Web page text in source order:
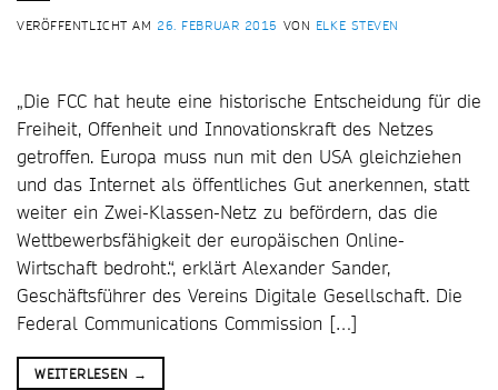
VERÖFFENTLICHT AM 26. FEBRUAR 2015 VON ELKE STEVEN
„Die FCC hat heute eine historische Entscheidung für die
Freiheit, Offenheit und Innovationskraft des Netzes
getroffen. Europa muss nun mit den USA gleichziehen
und das Internet als öffentliches Gut anerkennen, statt
weiter ein Zwei-Klassen-Netz zu befördern, das die
Wettbewerbsfähigkeit der europäischen Online-
Wirtschaft bedroht.“, erklärt Alexander Sander,
Geschäftsführer des Vereins Digitale Gesellschaft. Die
Federal Communications Commission […]
WEITERLESEN →